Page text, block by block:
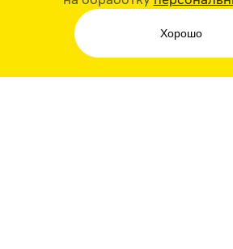
Хорошо
СТИКЕРЫ ARZAMAS